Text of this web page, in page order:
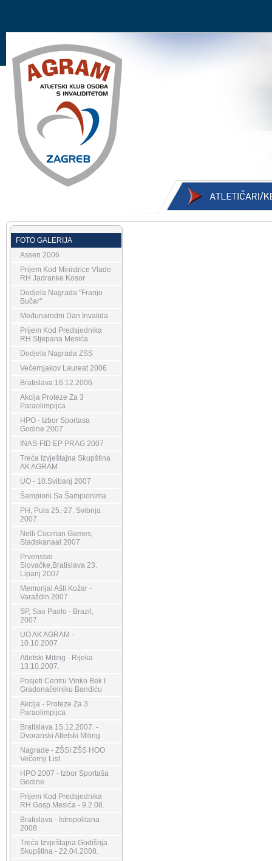
FOTO GALERIJA
Assen 2006
Prijem Kod Ministrice Vlade
RH Jadranke Kosor
Dodjela Nagrada "Franjo
Bučar"
Međunarodni Dan Invalida
Prijem Kod Predsjednika
RH Stjepana Mesića
Dodjela Nagrada ZSS
Večernjakov Laureat 2006
Bratislava 16.12.2006.
Akcija Proteze Za 3
Paraolimpijca
HPO - Izbor Sportasa
Godine 2007
INAS-FID EP PRAG 2007
Treća Izvještajna Skupština
AK AGRAM
UO - 10.Svibanj 2007
Šampioni Sa Šampionima
PH, Pula 25.-27. Svibnja
2007.
Nelli Cooman Games,
Stadskanaal 2007
Prvenstvo
Slovačke,Bratislava 23.
Lipanj 2007
Memorijal Ašli Kožar -
Varaždin 2007
SP, Sao Paolo - Brazil,
2007
UO AK AGRAM -
10.10.2007
Atletski Miting - Rijeka
13.10.2007.
Posjeti Centru Vinko Bek I
Gradonačelniku Bandiću
Akcija - Proteze Za 3
Paraolimpijca
Bratislava 15.12.2007. -
Dvoranski Atletski Miting
Nagrade - ZŠSI ZŠS HOO
Večernji List
HPO 2007 - Izbor Sportaša
Godine
Prijem Kod Predsjednika
RH Gosp.Mesića - 9.2.08.
Bratislava - Istropolitana
2008
Treća Izvještajna Godišnja
Skupština - 22.04.2008.